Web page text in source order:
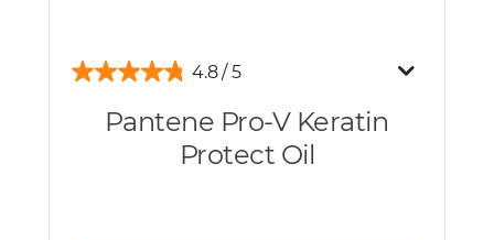
4.8
Pantene Pro-V Keratin
Protect Oil